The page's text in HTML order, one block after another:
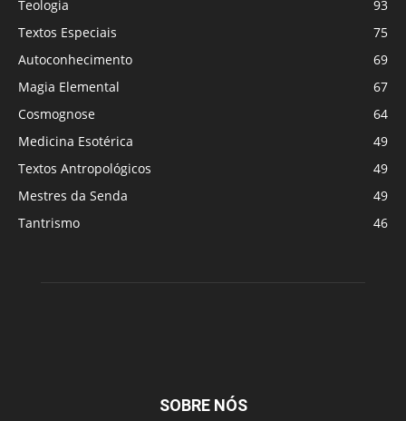
Teologia
93
Textos Especiais
75
Autoconhecimento
69
Magia Elemental
67
Cosmognose
64
Medicina Esotérica
49
Textos Antropológicos
49
Mestres da Senda
49
Tantrismo
46
SOBRE NÓS